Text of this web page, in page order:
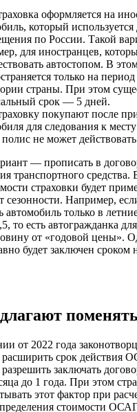
оформляется на
который
по России. Такой
для иностранцев,
автостопом. В
только на
страны. При этом
срок — 5 дней.
покупают после
для следования к
полис не может
— прописать в
транспортного средства.
страховки будет
сезонности. Например,
автомобиль только в
то есть автогражданка
от «годовой цены».
будет заключен сроком
от 2022 года
срок действия
заключать
до 1 года. При этом
этот фактор при
стоимости